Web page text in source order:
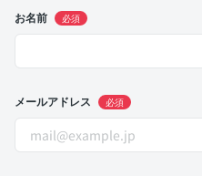
お名前 必須
メールアドレス 必須